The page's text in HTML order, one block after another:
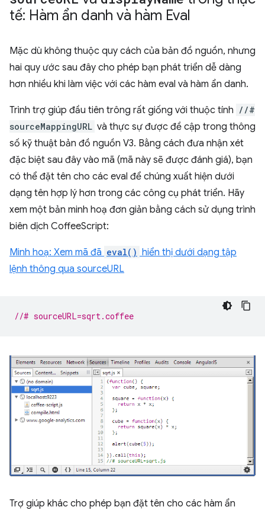
tế: Hàm ẩn danh và hàm Eval
Mặc dù không thuộc quy cách của bản đồ nguồn, nhưng
hai quy ước sau đây cho phép bạn phát triển dễ dàng
hơn nhiều khi làm việc với các hàm eval và hàm ẩn danh.
Trình trợ giúp đầu tiên trông rất giống với thuộc tính //#
sourceMappingURL và thực sự được đề cập trong thông
số kỹ thuật bản đồ nguồn V3. Bằng cách đưa nhận xét
đặc biệt sau đây vào mã (mã này sẽ được đánh giá), bạn
có thể đặt tên cho các eval để chúng xuất hiện dưới
dạng tên hợp lý hơn trong các công cụ phát triển. Hãy
xem một bản minh hoạ đơn giản bằng cách sử dụng trình
biên dịch CoffeeScript:
Minh hoạ: Xem mã đã eval() hiển thị dưới dạng tập
lệnh thông qua sourceURL
//# sourceURL=sqrt.coffee
Trợ giúp khác cho phép bạn đặt tên cho các hàm ẩn